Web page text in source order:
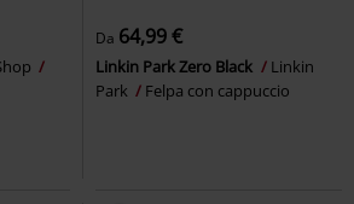
Da 64,99 €
Linkin Park Zero Black
Linkin
Park
Felpa con cappuccio